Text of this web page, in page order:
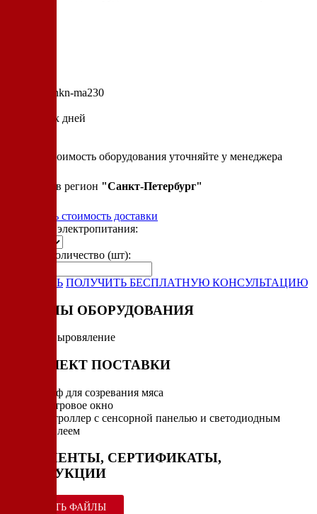
Артикул: hkn-ma230
10 рабочих дней
Точную стоимость оборудования уточняйте у менеджера
Привезем в регион "Санкт-Петербург"
Рассчитать стоимость доставки
Варианты электропитания:
Укажите количество (шт):
ЗАКАЗАТЬ ПОЛУЧИТЬ БЕСПЛАТНУЮ КОНСУЛЬТАЦИЮ
РЕЖИМЫ ОБОРУДОВАНИЯ
Сыровяление
КОМПЛЕКТ ПОСТАВКИ
Шкаф для созревания мяса
Смотровое окно
Контроллер с сенсорной панелью и светодиодным
дисплеем
ДОКУМЕНТЫ, СЕРТИФИКАТЫ,
ИНСТРУКЦИИ
СКАЧАТЬ ФАЙЛЫ